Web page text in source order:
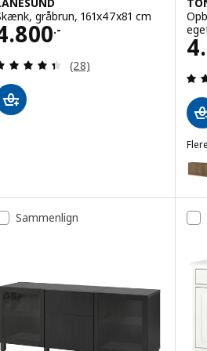
gråbrun, 161x47x81 cm
.-
4800.-
Anmeld: 4.4 ud af 5
(28)
Sammenlign